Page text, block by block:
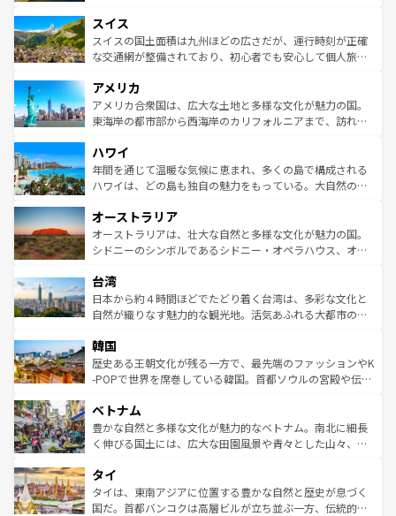
れる地方に足を運ぶとそれぞれで全く異なる文化を体験で
きるだろう。 なお、新着のフランス情報はコンテンツ一覧
を参照してほしい。
は、お酒好きな人にはぜひ体験してほしい。 なお、新着の
ドイツ情報はコンテンツ一覧を参照してほしい。
リアごとに異なる魅力がある。また、優雅なアフタヌーン
ティー、ビール好きにはたまらない英国パブ、サッカー観
戦など、本場だからこそできる体験も豊富。イギリスを旅
ンツ一覧を参照してほしい。
スイス
スイスの国土面積は九州ほどの広さだが、運行時刻が正確
な交通網が整備されており、初心者でも安心して個人旅行
の建物がそのまま残る町や、スイスならではのユニークな
博物館もあり、アルプス観光だけでなく町歩きも満喫する
ことができる。国民の所得が高いため物価も高いが、旅行
ば市内交通費無料で観光を楽しむこともできる。 なお、新
着のスイス情報はコンテンツ一覧 を参照してほしい。
アメリカ
アメリカ合衆国は、広大な土地と多様な文化が魅力の国。
東海岸の都市部から西海岸のカリフォルニアまで、訪れる
のような巨大都市は、観光、ショッピング、エンターテイ
ンメントが詰まった刺激的なスポットだ。一方、アメリカ
西部には大自然が広がり、グランドキャニオンやイエロー
部のニューオーリンズでは、音楽と美食が融合した独特の
文化が魅力。旅行者はアメリカの各地域で異なる魅力を楽
しみながら、その多様性と豊かな歴史を感じることができ
ならではの贅沢な旅のスタイルだ。 なお、新着のアメリカ
情報はコンテンツ一覧を参照してほしい。
ハワイ
年間を通じて温暖な気候に恵まれ、多くの島で構成される
ハワイは、どの島も独自の魅力をもっている。大自然の神
ワイ島は見逃せない。また、定番の観光地といえばオアフ
島だが、静かな自然を求めるならマウイ島やカウアイ島が
おすすめ。エメラルドグリーンに輝く海をはじめ、豊かな
れるおもてなしの心で訪れる人々を迎えてくれるハワイの
人々、おいしいローカルフードやハワイアンミュージッ
ク、伝統的なフラダンスなど、すべてがハワイの魅力を彩
ワイを、存分に味わってほしい。 なお、新着のハワイ情報
はコンテンツ一覧を参照してほしい。
オーストラリア
オーストラリアは、壮大な自然と多様な文化が魅力の国。
シドニーのシンボルであるシドニー・オペラハウス、オー
リアリーフや大陸中央部にそびえるウルル（エアーズロッ
ク）、タスマニアの美しい原生林やケアンズの熱帯雨林な
ど、見どころがたくさん。また、カフェやワイン、オージ
いる。アクティビティも充実しており、サーフィンやダイ
ビング、ハイキングなど、アウトドア好きにはたまらな
い。オーストラリアの多彩な魅力を存分に味わいつくそ
参照してほしい。
台湾
日本から約４時間ほどでたどり着く台湾は、多彩な文化と
自然が織りなす魅力的な観光地。活気あふれる大都市の台
ン）、静ひつな山岳地帯である台湾東部など、都市の喧騒
と山間の静けさが共存しており、訪れる人に新しい発見と
驚きをもたらしてくれる。また、奥深い台湾の食文化も魅
容にもいいと評判のスイーツなど、バラエティ豊かな料理
が味わえる。 なお、新着の台湾情報は コンテンツ一覧を参
照してほしい。
韓国
歴史ある王朝文化が残る一方で、最先端のファッションやK
-POPで世界を席巻している韓国。首都ソウルの宮殿や伝統
き、地方に足を延ばせば四季折々の自然美を楽しむことが
できる。そして、キムチや焼肉、絶品のストリートフード
まで、さまざまな韓国料理が待っている。夜には、韓国な
リティに包まれながら、韓国の多彩な魅力を心ゆくまで味
わってみてほしい。 なお、新着の韓国情報はコンテンツ一
覧を参照してほしい。
ベトナム
豊かな自然と多様な文化が魅力的なベトナム。南北に細長
く伸びる国土には、広大な田園風景や青々とした山々、世
急速な発展と共に伝統が息づく。ハノイの古い町並みやホ
ーチミン市のフランス統治時代の建物も、独特の雰囲気を
醸し出している。また、バラエティの豊かさとおいしさで
タイ
タイは、東南アジアに位置する豊かな自然と歴史が息づく
国だ。首都バンコクは高層ビルが立ち並ぶ一方、伝統的な